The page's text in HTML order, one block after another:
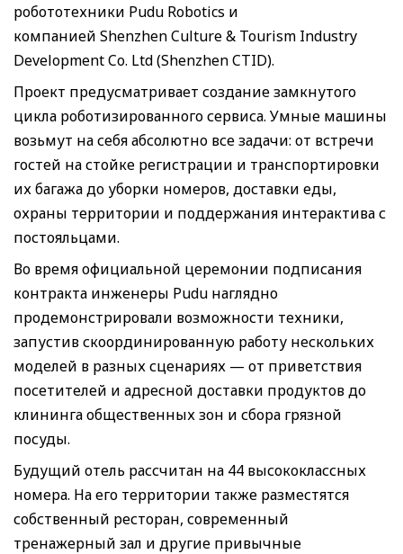
робототехники Pudu Robotics и
компанией Shenzhen Culture & Tourism Industry
Development Co. Ltd (Shenzhen CTID).
Проект предусматривает создание замкнутого
цикла роботизированного сервиса. Умные машины
возьмут на себя абсолютно все задачи: от встречи
гостей на стойке регистрации и транспортировки
их багажа до уборки номеров, доставки еды,
охраны территории и поддержания интерактива с
постояльцами.
Во время официальной церемонии подписания
контракта инженеры Pudu наглядно
продемонстрировали возможности техники,
запустив скоординированную работу нескольких
моделей в разных сценариях — от приветствия
посетителей и адресной доставки продуктов до
клининга общественных зон и сбора грязной
посуды.
Будущий отель рассчитан на 44 высококлассных
номера. На его территории также разместятся
собственный ресторан, современный
тренажерный зал и другие привычные